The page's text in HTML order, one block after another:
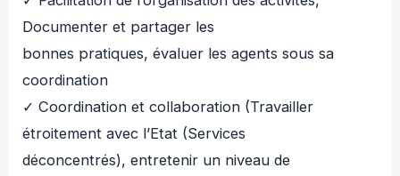
Documenter et partager les
bonnes pratiques, évaluer les agents sous sa
coordination
✓ Coordination et collaboration (Travailler
étroitement avec l’Etat (Services
déconcentrés), entretenir un niveau de